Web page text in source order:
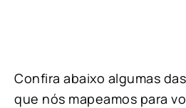
Confira abaixo algumas
que nós mapeamos para